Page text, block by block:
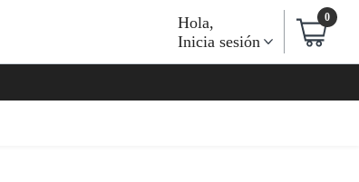
Hola,
Inicia sesión
0